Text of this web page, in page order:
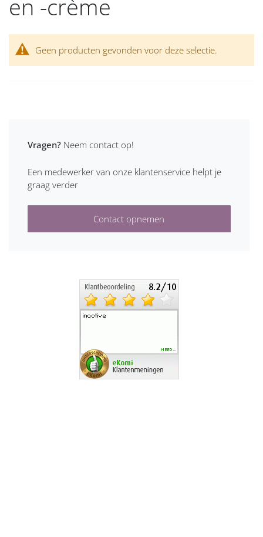
en -crème
Geen producten gevonden voor deze selectie.
Vragen? Neem contact op!
Een medewerker van onze klantenservice helpt je
graag verder
Contact opnemen